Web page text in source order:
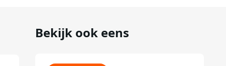
Bekijk ook eens